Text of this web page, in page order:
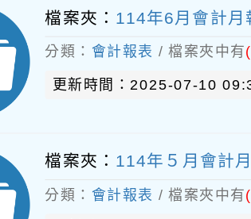
檔案夾： 114年6月會計月
分類： 會計報表 / 檔案夾中有
更新時間：2025-07-10
檔案夾： 114年５月會計
分類： 會計報表 / 檔案夾中有